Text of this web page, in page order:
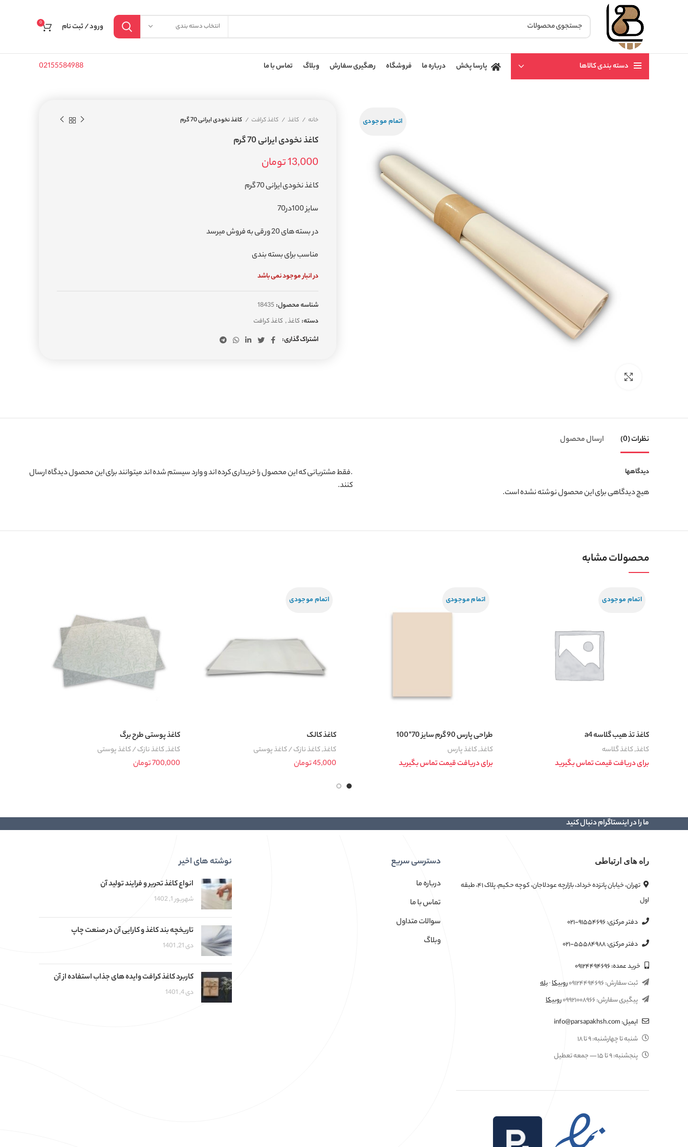
انتخاب دسته بندی ورود / ثبت نام 0
دسته بندی کالاها پارسا پخش درباره ما فروشگاه رهگیری سفارش وبلاگ تماس با ما 02155584988
اتمام موجودی خانه کاغذ کاغذ کرافت کاغذ نخودی ایرانی 70 گرم
کاغذ نخودی ایرانی 70 گرم
13,000تومان
کاغذ نخودی ایرانی 70 گرم
سایز 100در70
در بسته های 20 ورقی به فروش میرسد
مناسب برای بسته بندی
در انبار موجود نمی باشد
شناسه محصول: 18435
دسته: کاغذ, کاغذ کرافت
اشتراک گذاری
نظرات (0) ارسال محصول
دیدگاهها
هیچ دیدگاهی برای این محصول نوشته نشده است.
.فقط مشتریانی که این محصول را خریداری کرده اند و وارد سیستم شده اند میتوانند برای این محصول دیدگاه ارسال
کنند.
محصولات مشابه
اتمام موجودی
کاغذ تذ هیب گلاسه a4
کاغذ,کاغذ گلاسه
برای دریافت قیمت تماس بگیرید
اتمام موجودی
طراحی پارس 90 گرم سایز 70*100
کاغذ,کاغذ پارس
برای دریافت قیمت تماس بگیرید
اتمام موجودی
کاغذ کالک
کاغذ,کاغذ نازک / کاغذ پوستی
45,000تومان
کاغذ پوستی طرح برگ
کاغذ,کاغذ نازک / کاغذ پوستی
700,000تومان
ما را در اینستاگرام دنبال کنید
راه های ارتباطی
تهران، خیابان پانزده خرداد، بازارچه عودلاجان، کوچه حکیم، پلاک ۴۱، طبقه
اول
دفتر مرکزی:۰۲۱-۹۱۵۵۴۶۹۶
دفتر مرکزی:۰۲۱-۵۵۵۸۴۹۸۸
خرید عمده:۰۹۱۲۴۴۹۴۶۹۶
ثبت سفارش:۰۹۱۲۴۴۹۴۶۹۶روبیکا·بله
پیگیری سفارش:۰۹۹۲۱۰۰۸۹۶۶روبیکا
ایمیل:info@parsapakhsh.com
شنبه تا چهارشنبه:۹ تا ۱۸
پنجشنبه:۹ تا ۱۵ — جمعه تعطیل
دسترسی سریع
درباره ما
تماس با ما
سوالات متداول
وبلاگ
نوشته های اخیر
انواع کاغذ تحریر و فرایند تولید آن
شهریور 1, 1402
تاریخچه بند کاغذ و کارایی آن در صنعت چاپ
دی 21, 1401
کاربرد کاغذ کرافت وایده های جذاب استفاده از آن
دی 4, 1401